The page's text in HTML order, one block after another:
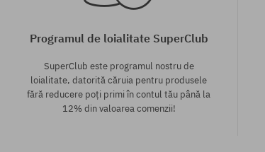
Programul de loialitate SuperClub
SuperClub este programul nostru de
loialitate, datorită căruia pentru produsele
fără reducere poți primi în contul tău până la
12% din valoarea comenzii!